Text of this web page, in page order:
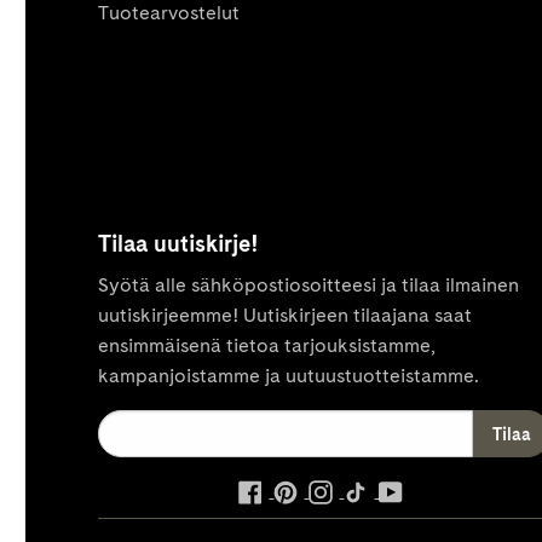
Tuotearvostelut
Tilaa uutiskirje!
Syötä alle sähköpostiosoitteesi ja tilaa ilmainen
uutiskirjeemme! Uutiskirjeen tilaajana saat
ensimmäisenä tietoa tarjouksistamme,
kampanjoistamme ja uutuustuotteistamme.
ulkoinen
palvelu,
ulkoinen
palvelu,
ulkoinen
palvelu,
ulkoinen
palvelu,
palvelu,